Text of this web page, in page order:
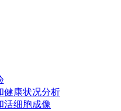
健康状况分析
活细胞成像